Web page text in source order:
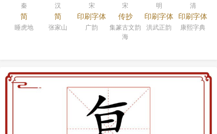
秦
简
睡虎地
汉
简
张家山
宋
印刷字体
广韵
宋
传抄
集篆古文韵
海
明
印刷字体
洪武正韵
清
印刷字体
康熙字典